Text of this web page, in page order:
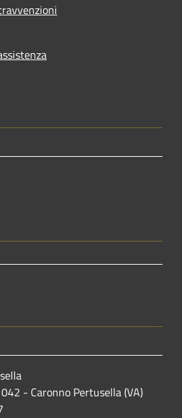
- Caronno Pertusella (VA)